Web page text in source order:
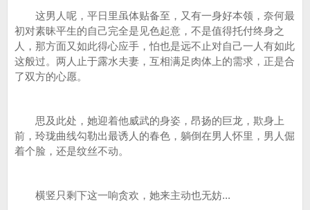
这男人呢，平日里虽体贴备至，又有一身好本领，奈何最
初对素昧平生的自己完全是见色起意，不是值得托付终身之
人，那方面又如此得心应手，怕也是远不止对自己一人有如此
这般过。两人止于露水夫妻，互相满足肉体上的需求，正是合
了双方的心愿。
思及此处，她迎着他威武的身姿，昂扬的巨龙，欺身上
前，玲珑曲线勾勒出最诱人的春色，躺倒在男人怀里，男人倔
着个脸，还是纹丝不动。
横竖只剩下这一响贪欢，她来主动也无妨...